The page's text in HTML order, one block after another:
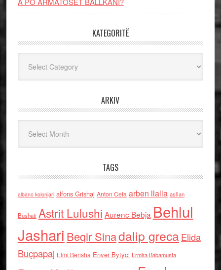
KATEGORITË
ARKIV
TAGS
albano kolonjari alfons Grishaj Anton Cefa arben llalla asllan
Bushati Astrit Lulushi Aurenc Bebja Behlul
Jashari Beqir Sinadalip grecaElida
Buçpapaj Elmi Berisha Enver Bytyci Ermira Babamusta